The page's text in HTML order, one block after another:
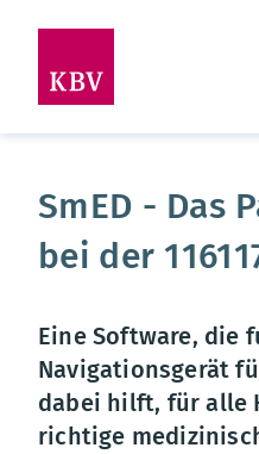
SmED - Das
bei der
Eine Software, die
Navigationsgerät
dabei hilft, für alle
richtige